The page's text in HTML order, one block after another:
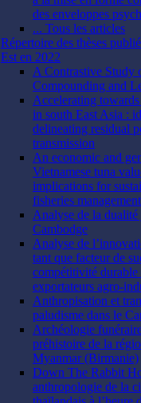
des enveloppes
... Tous les articles
Répertoire des thèses
Est en 2022
A Contrastive Study
Compounding and
Accelerating
in south East Asia :
delineating residual
transmission
An economic and
Vietnamese tuna
implications for
fisheries management
Analyse de la
Cambodge
Analyse de
tant que facteur de
compétitivité durable
exportateurs agro-
Anthropisation et
paludisme dans le
Archéologie
préhistoire de la
Myanmar (Birmanie)
Down The Rabbit
anthropologie de la